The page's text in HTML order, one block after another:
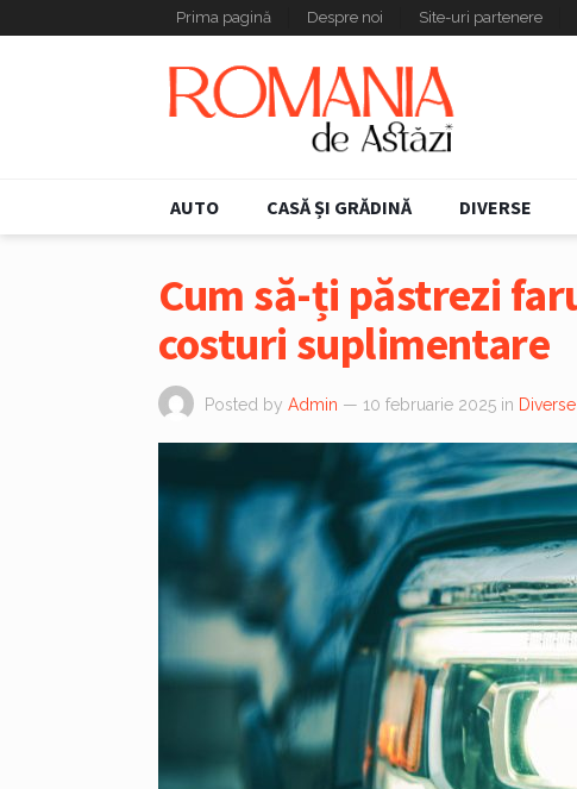
Prima pagină Despre noi Site-uri partenere
AUTO CASĂ ȘI GRĂDINĂ DIVERSE
Cum să-ți păstrezi
costuri suplimentare
Posted by Admin — 10 februarie 2025 in Diverse